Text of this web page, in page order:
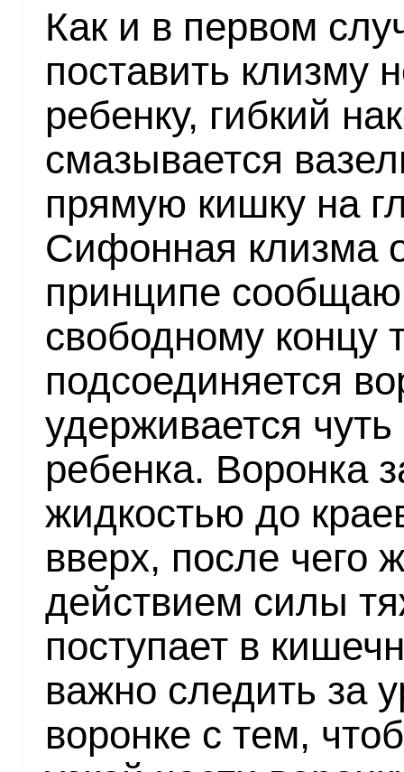
Как и в первом
поставить клизму
ребенку, гибкий
смазывается
прямую кишку на
Сифонная клизма
принципе
свободному концу
подсоединяется
удерживается
ребенка. Воронка
жидкостью до
вверх, после чего
действием силы
поступает в
важно следить за
воронке с тем,